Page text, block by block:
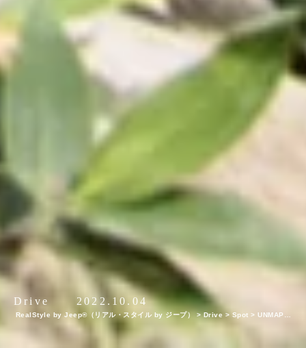
Drive 2022.10.04
RealStyle by Jeep®（リアル・スタイル by ジープ） >Drive > Spot >UNMAP Y
OUR LIFE ～新潟県 仙ノ倉山編～ 自分を解放する、こだわりの時間